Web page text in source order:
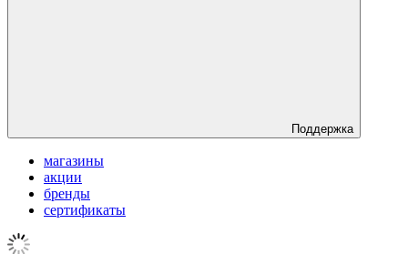
Поддержка
магазины
акции
бренды
сертификаты